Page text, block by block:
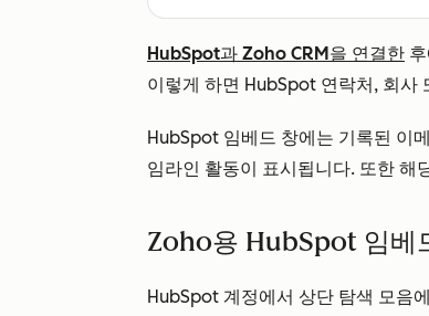
HubSpot과 Zoho CRM을 연결한
이렇게 하면 HubSpot 연락처, 회사
HubSpot 임베드 창에는 기록된 이
임라인 활동이 표시됩니다. 또한 해
Zoho용 HubSpot 임베
HubSpot 계정에서 상단 탐색 모음